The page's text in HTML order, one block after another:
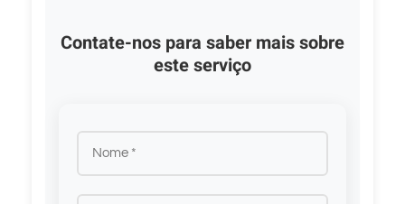
Contate-nos para saber mais sobre
este serviço